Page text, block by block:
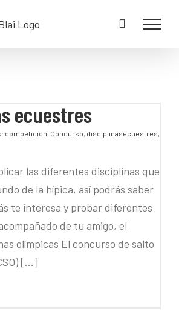
ecuestres
ecuestres
competición, Concurso, disciplinasecuestres,
las diferentes disciplinas que
de la hípica, así podrás saber
te interesa y probar diferentes
de tu amigo, el
olímpicas El concurso de salto
[...]